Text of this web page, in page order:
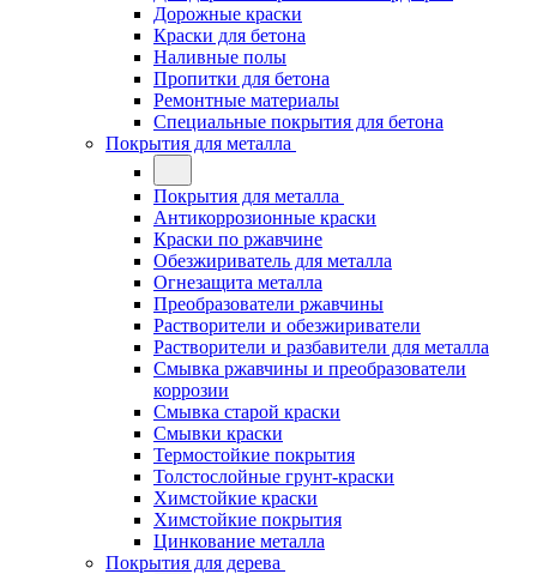
Дорожные краски
Краски для бетона
Наливные полы
Пропитки для бетона
Ремонтные материалы
Специальные покрытия для бетона
Покрытия для металла
Покрытия для металла
Антикоррозионные краски
Краски по ржавчине
Обезжириватель для металла
Огнезащита металла
Преобразователи ржавчины
Растворители и обезжириватели
Растворители и разбавители для металла
Смывка ржавчины и преобразователи
коррозии
Смывка старой краски
Смывки краски
Термостойкие покрытия
Толстослойные грунт-краски
Химстойкие краски
Химстойкие покрытия
Цинкование металла
Покрытия для дерева